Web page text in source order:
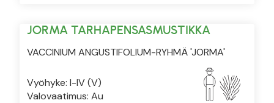
JORMA TARHAPENSASMUSTIKKA
VACCINIUM ANGUSTIFOLIUM-RYHMÄ 'JORMA'
Vyöhyke: I-IV (V)
Valovaatimus: Au